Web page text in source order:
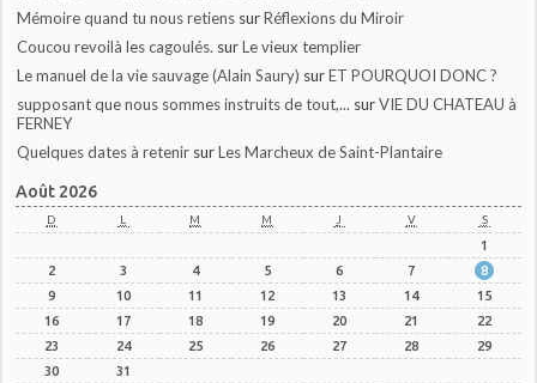
Mémoire quand tu nous retiens surRéflexions du Miroir
Coucou revoilà les cagoulés. surLe vieux templier
Le manuel de la vie sauvage (Alain Saury) surET POURQUOI DONC ?
supposant que nous sommes instruits de tout,... surVIE DU CHATEAU à
FERNEY
Quelques dates à retenir surLes Marcheux de Saint-Plantaire
Août 2026
D L M M J V S
1
2
3 4 5 6 7
8
9
10 11 12 13 14
15
16
17 18 19 20 21
22
23
24 25 26 27 28
29
30
31